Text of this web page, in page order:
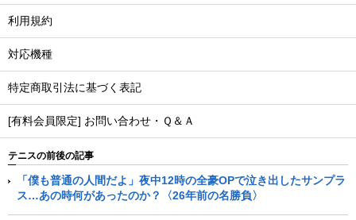
利用規約
対応機種
特定商取引法に基づく表記
[有料会員限定] お問い合わせ・Ｑ＆Ａ
テニスの前後の記事
「僕も普通の人間だよ」夜中12時の全豪OPで泣き出したサンプラ
ス…あの時何があったのか？〈26年前の名勝負〉